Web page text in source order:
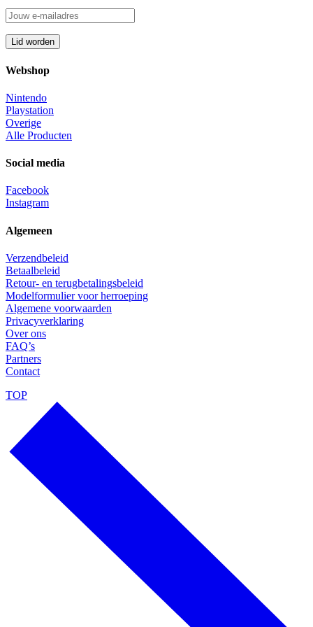
Webshop
Nintendo
Playstation
Overige
Alle Producten
Social media
Facebook
Instagram
Algemeen
Verzendbeleid
Betaalbeleid
Retour- en terugbetalingsbeleid
Modelformulier voor herroeping
Algemene voorwaarden
Privacyverklaring
Over ons
FAQ’s
Partners
Contact
TOP